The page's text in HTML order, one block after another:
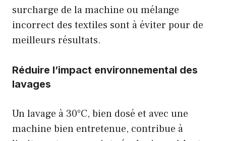
surcharge de la machine ou mélange
incorrect des textiles sont à éviter pour de
meilleurs résultats.
Réduire l’impact environnemental des
lavages
Un lavage à 30°C, bien dosé et avec une
machine bien entretenue, contribue à